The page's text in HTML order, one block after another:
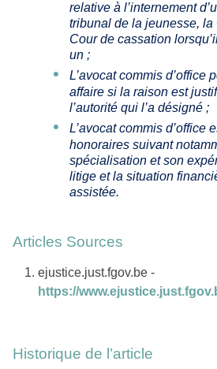
relative à l’internement
tribunal de la jeunesse, la
Cour de cassation
un ;
L’avocat commis d’office
affaire si la raison est
l’autorité qui l’a désigné ;
L’avocat commis d’office
honoraires suivant
spécialisation et son
litige et la situation
assistée.
Articles Sources
ejustice.just.fgov.be -
https://
Historique de l’article